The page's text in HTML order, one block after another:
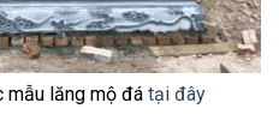
mẫu lăng mộ đá tại đây